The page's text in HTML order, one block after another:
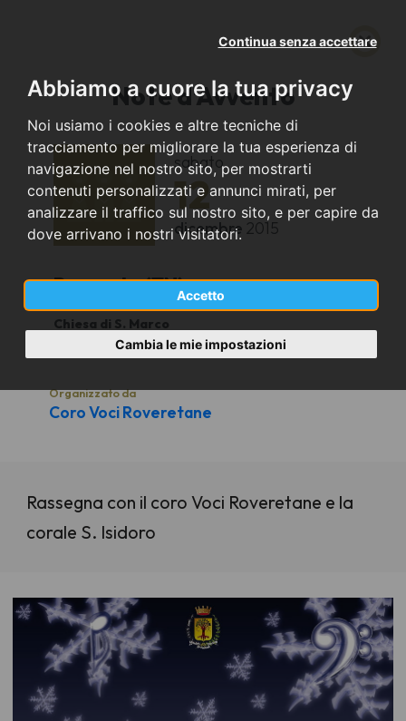
Abbiamo a cuore la tua privacy
Noi usiamo i cookies e altre tecniche di
tracciamento per migliorare la tua esperienza di
navigazione nel nostro sito, per mostrarti
contenuti personalizzati e annunci mirati, per
analizzare il traffico sul nostro sito, e per capire da
dove arrivano i nostri visitatori.
Accetto
Continua senza accettare
Cambia le mie impostazioni
Note d'Avvento
sabato
12
dicembre 2015
Rovereto (TN)
Chiesa di S. Marco
Organizzato da
Coro Voci Roveretane
Rassegna con il coro Voci Roveretane e la
corale S. Isidoro